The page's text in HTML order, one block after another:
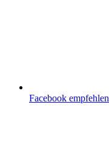
Facebook empfehlen